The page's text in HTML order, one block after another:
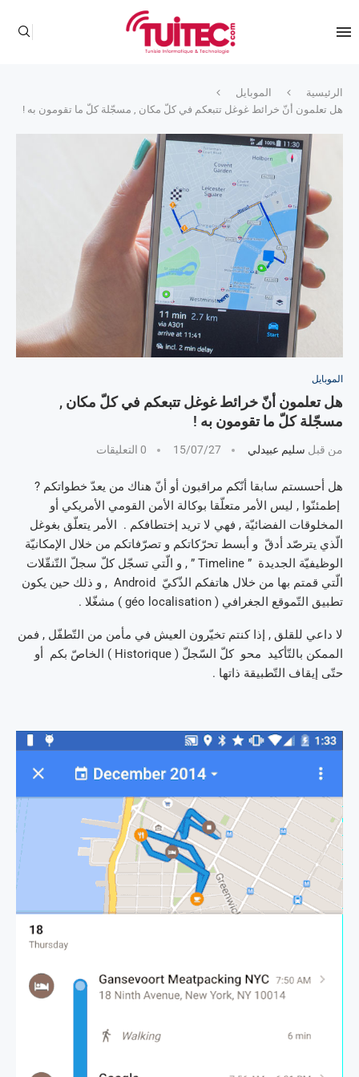
الرئيسية
الموبايل
هل تعلمون أنّ خرائط غوغل تتبعكم في كلّ مكان , مسجّلة كلّ ما تقومون به !
الموبايل
هل تعلمون أنّ خرائط غوغل تتبعكم في كلّ مكان ,
مسجّلة كلّ ما تقومون به !
من قبل سليم عبيدلي 15/07/27 0 التعليقات
هل أحسستم سابقا أنّكم مراقبون أو أنّ هناك من يعدّ خطواتكم ?
إطمئنّوا , ليس الأمر متعلّقا بوكالة الأمن القومي الأمريكي أو
المخلوقات الفضائيّة , فهي لا تريد إختطافكم . الأمر يتعلّق بغوغل
الّذي يترصّد أدقّ و أبسط تحرّكاتكم و تصرّفاتكم من خلال الإمكانيّة
الوظيفيّة الجديدة ” Timeline ” , و الّتي تسجّل كلّ سجلّ التّنقّلات
الّتي قمتم بها من خلال هاتفكم الذّكيّ Android , و ذلك حين يكون
تطبيق التّموقع الجغرافي ( géo localisation ) مشغّلا .
لا داعي للقلق , إذا كنتم تخيّرون العيش في مأمن من التّطفّل , فمن
الممكن بالتّأكيد محو كلّ السّجلّ ( Historique ) الخاصّ بكم أو
حتّى إيقاف التّطبيقة ذاتها .